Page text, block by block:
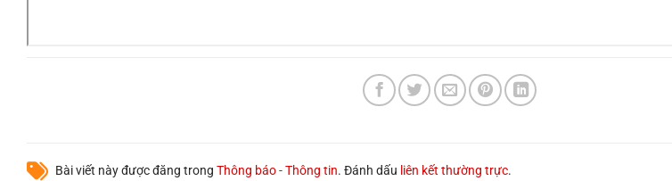
Bài viết này được đăng trong Thông báo - Thông tin. Đánh dấu liên kết thường trực.